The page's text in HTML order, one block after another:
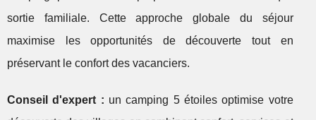
sortie familiale. Cette approche globale du séjour
maximise les opportunités de découverte tout en
préservant le confort des vacanciers.
Conseil d'expert : un camping 5 étoiles optimise votre